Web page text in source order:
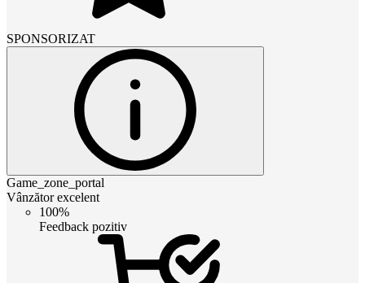
SPONSORIZAT
Game_zone_portal
Vânzător excelent
100%
Feedback pozitiv